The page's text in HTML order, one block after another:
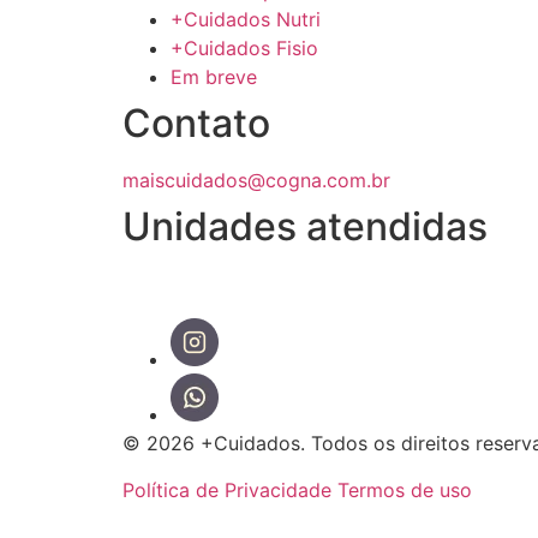
+Cuidados Nutri
+Cuidados Fisio
Em breve
Contato
maiscuidados@cogna.com.br
Unidades atendidas
© 2026 +Cuidados. Todos os direitos
Política de Privacidade Termos de uso